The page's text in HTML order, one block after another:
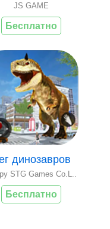
JS GAME
Бесплатно
динозавров
STG Games Co.L..
Бесплатно